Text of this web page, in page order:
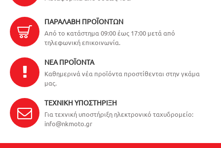
ΠΑΡΑΛΑΒΉ ΠΡΟΪΌΝΤΩΝ
Από το κατάστημα 09:00 έως 17:00 μετά από
τηλεφωνική επικοινωνία.
ΝΈΑ ΠΡΟΪΌΝΤΑ
Καθημερινά νέα προϊόντα προστίθενται στην γκάμα
μας.
ΤΕΧΝΙΚΉ ΥΠΟΣΤΉΡΙΞΗ
Για τεχνική υποστήριξη ηλεκτρονικό ταχυδρομείο:
info@nkmoto.gr